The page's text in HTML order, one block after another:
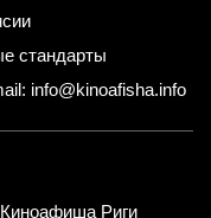
стандарты
info@kinoafisha.info
Киноафиша Риги